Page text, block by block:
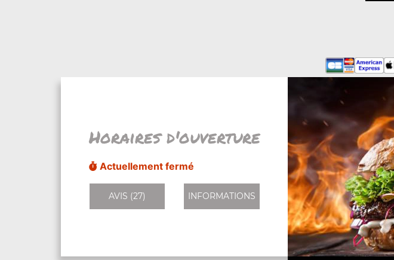
Horaires d'ouverture
Actuellement fermé
AVIS (27) INFORMATIONS